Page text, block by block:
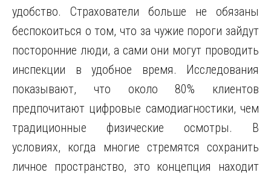
удобство. Страхователи больше не обязаны
беспокоиться о том, что за чужие пороги зайдут
посторонние люди, а сами они могут проводить
инспекции в удобное время. Исследования
показывают, что около 80% клиентов
предпочитают цифровые самодиагностики, чем
традиционные физические осмотры. В
условиях, когда многие стремятся сохранить
личное пространство, это концепция находит